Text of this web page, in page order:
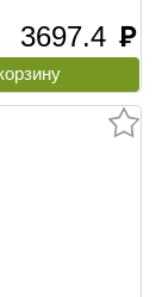
3697.4 руб